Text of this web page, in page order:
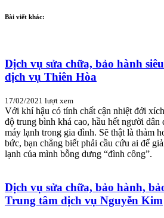
Bài viết khác:
Dịch vụ sửa chữa, bảo hành
dịch vụ Thiên Hòa
17/02/2021 lượt xem
Với khí hậu có tính chất cận nhiệt đới
độ trung bình khá cao, hầu hết người dân
máy lạnh trong gia đình. Sẽ thật là thảm
bức, bạn chẳng biết phải cầu cứu ai để
lạnh của mình bỗng dưng “đình công”.
Dịch vụ sửa chữa, bảo hành,
Trung tâm dịch vụ Nguyễn Kim